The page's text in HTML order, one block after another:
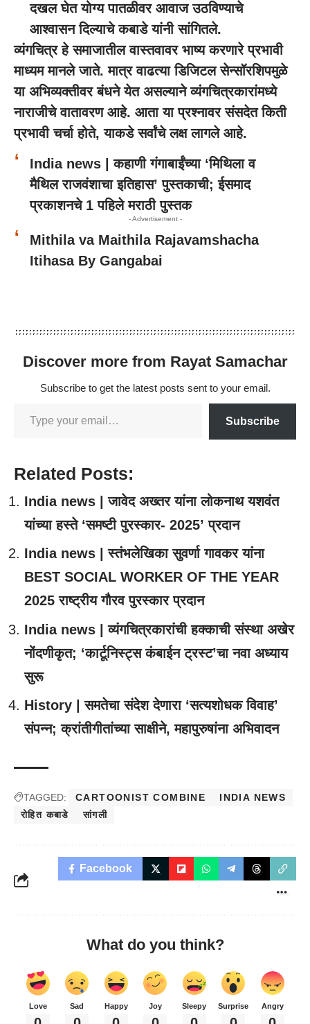
दखल घेत योग्य पातळीवर आवाज उठविण्याचे
आश्वासन दिल्याचे कबाडे यांनी सांगितले.
व्यंगचित्र हे समाजातील वास्तवावर भाष्य करणारे प्रभावी
माध्यम मानले जाते. मात्र वाढत्या डिजिटल सेन्सॉरशिपमुळे
या अभिव्यक्तीवर बंधने येत असल्याने व्यंगचित्रकारांमध्ये
नाराजीचे वातावरण आहे. आता या प्रश्नावर संसदेत किती
प्रभावी चर्चा होते, याकडे सर्वांचे लक्ष लागले आहे.
India news | कहाणी गंगाबाईंच्या ‘मिथिला व
मैथिल राजवंशाचा इतिहास’ पुस्तकाची; ईसमाद
प्रकाशनचे 1 पहिले मराठी पुस्तक
- Advertisement -
Mithila va Maithila Rajavamshacha
Itihasa By Gangabai
Discover more from Rayat Samachar
Subscribe to get the latest posts sent to your email.
Subscribe
Related Posts:
India news | जावेद अख्तर यांना लोकनाथ यशवंत
यांच्या हस्ते ‘समष्टी पुरस्कार- 2025’ प्रदान
India news | स्तंभलेखिका सुवर्णा गावकर यांना
BEST SOCIAL WORKER OF THE YEAR
2025 राष्ट्रीय गौरव पुरस्कार प्रदान
India news | व्यंगचित्रकारांची हक्काची संस्था अखेर
नोंदणीकृत; ‘कार्टूनिस्ट्स कंबाईन ट्रस्ट’चा नवा अध्याय
सुरू
History | समतेचा संदेश देणारा ‘सत्यशोधक विवाह’
संपन्न; क्रांतीगीतांच्या साक्षीने, महापुरुषांना अभिवादन
TAGGED: CARTOONIST COMBINE
INDIA NEWS
रोहित कबाडे
सांगली
Facebook
What do you think?
Love Sad Happy Joy Sleepy Surprise Angry